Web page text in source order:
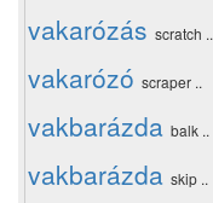
vakarózás scratch ..
vakarózó scraper ..
vakbarázda balk ..
vakbarázda skip ..